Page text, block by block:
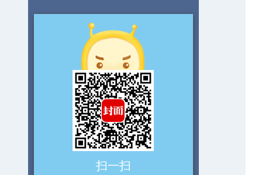
扫一扫